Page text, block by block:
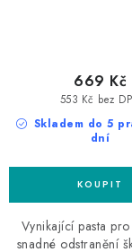
Skladem do 5
dní
553 Kč bez
669 Kč
Vynikající pasta
snadné odstranění